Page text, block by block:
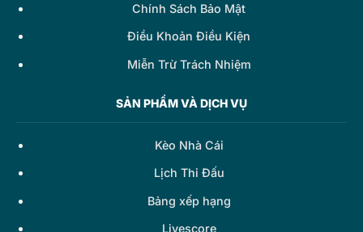
Chính Sách Bảo Mật
Điều Khoản Điều Kiện
Miễn Trừ Trách Nhiệm
SẢN PHẨM VÀ DỊCH VỤ
Kèo Nhà Cái
Lịch Thi Đấu
Bảng xếp hạng
Livescore